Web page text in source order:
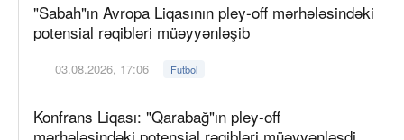
"Sabah"ın Avropa Liqasının pley-off mərhələsindəki
potensial rəqibləri müəyyənləşib
03.08.2026, 17:06 Futbol
Konfrans Liqası: "Qarabağ"ın pley-off